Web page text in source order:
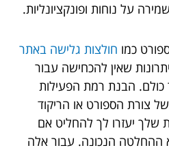
על נוחות ופונקציונליות.
כמו חולצות גלישה באתר
שאין להכחישה עבור
כולם. הבנת רמת הפעילות
צורת הספורט או הריקוד
שלך יעזרו לך להחליט אם
ההחלטה הנכונה. עבור אלה